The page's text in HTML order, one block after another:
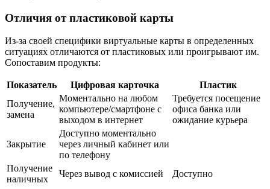
Отличия от пластиковой карты
Из-за своей специфики виртуальные карты в определенных
ситуациях отличаются от пластиковых или проигрывают им.
Сопоставим продукты:
Показатель Цифровая карточка
Пластик
Получение,
замена
Моментально на любом
компьютере/смартфоне с
выходом в интернет
Требуется посещение
офиса банка или
ожидание курьера
Закрытие
Доступно моментально
через личный кабинет или
по телефону
Получение
наличных
Через вывод с комиссией Доступно